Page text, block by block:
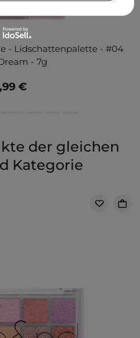
- Lidschattenpalette - #04
- 7g
€
der gleichen
Kategorie